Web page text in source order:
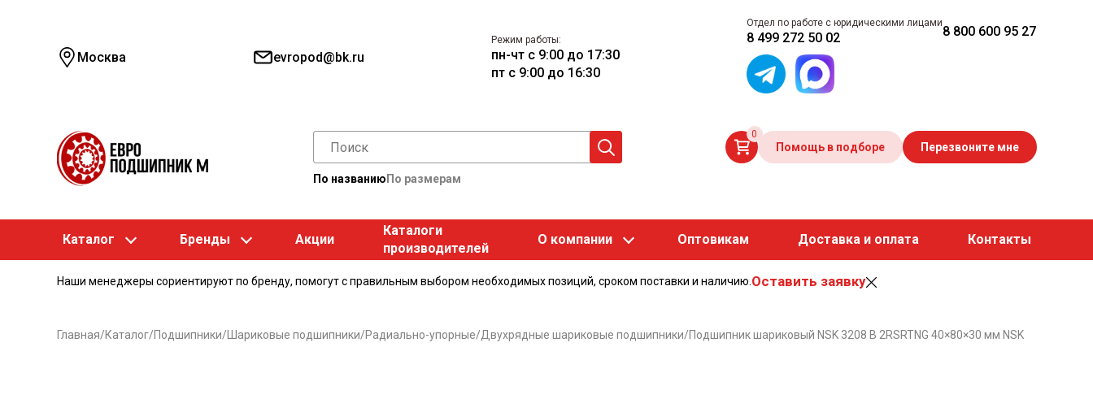
Москва evropod@bk.ru
Режим работы:
пн-чт с 9:00 до 17:30
пт с 9:00 до 16:30
Отдел по работе с юридическими лицами
8 499 272 50 02 8 800 600 95 27
По названию По размерам
0
Помощь в подборе Перезвоните мне
Каталог Бренды Акции
Каталоги
производителей
О компании Оптовикам Доставка и оплата Контакты
Наши менеджеры сориентируют по бренду, помогут с правильным выбором необходимых позиций, сроком поставки и наличию. Оставить заявку
Главная/Каталог/Подшипники/ Шариковые подшипники/Радиально-упорные/Двухрядные шариковые подшипники/Подшипник шариковый NSK 3208 В 2RSRTNG 40×80×30 мм NSK